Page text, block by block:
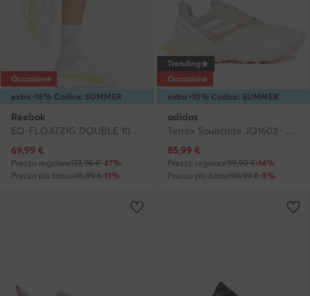
extra -15% Codice: SUMMER
Occasione
Reebok
EO-FLOATZIG DOUBLE 100244469 · Scarpe running
Prezzo attuale
69,99 €
Prezzo regolare133,95 €-47%
Prezzo più basso78,99 €-11%
extra -10% Codice: SUMMER
Trending
Occasione
adidas
Terrex Soulstride JQ1602 · Scarpe running
Prezzo attuale
85,99 €
Prezzo regolare99,99 €-14%
Prezzo più basso90,99 €-5%